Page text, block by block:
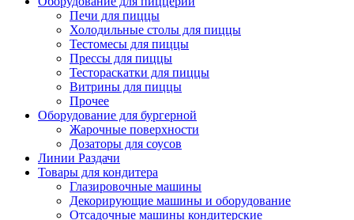
Печи для пиццы
Холодильные столы для пиццы
Тестомесы для пиццы
Прессы для пиццы
Тестораскатки для пиццы
Витрины для пиццы
Прочее
Оборудование для бургерной
Жарочные поверхности
Дозаторы для соусов
Линии Раздачи
Товары для кондитера
Глазировочные машины
Декорирующие машины и оборудование
Отсадочные машины кондитерские